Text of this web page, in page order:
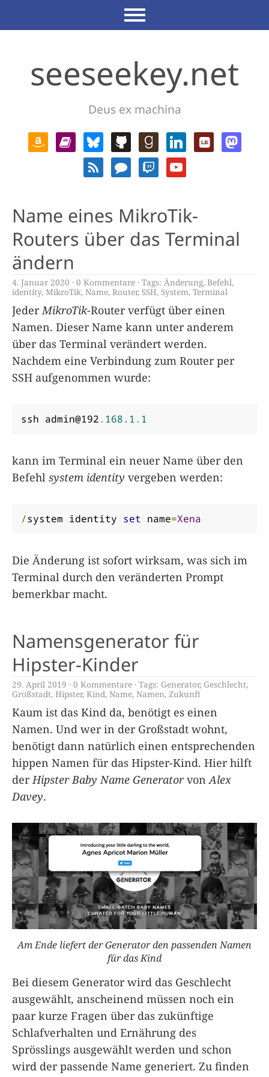
seeseekey.net
Deus ex machina
Name eines MikroTik-
Routers über das Terminal
ändern
4. Januar 2020 0 Kommentare Tags: Änderung, Befehl,
identity, MikroTik, Name, Router, SSH, System, Terminal
Jeder MikroTik-Router verfügt über einen
Namen. Dieser Name kann unter anderem
über das Terminal verändert werden.
Nachdem eine Verbindung zum Router per
SSH aufgenommen wurde:
ssh admin@192. 168.1. 1
kann im Terminal ein neuer Name über den
Befehl system identity vergeben werden:
/system identity set name=Xena
Die Änderung ist sofort wirksam, was sich im
Terminal durch den veränderten Prompt
bemerkbar macht.
Namensgenerator für
Hipster-Kinder
29. April 2019 0 Kommentare Tags: Generator, Geschlecht,
Großstadt, Hipster, Kind, Name, Namen, Zukunft
Kaum ist das Kind da, benötigt es einen
Namen. Und wer in der Großstadt wohnt,
benötigt dann natürlich einen entsprechenden
hippen Namen für das Hipster-Kind. Hier hilft
der Hipster Baby Name Generatorvon Alex
Davey.
Am Ende liefert der Generator den passenden Namen
für das Kind
Bei diesem Generator wird das Geschlecht
ausgewählt, anscheinend müssen noch ein
paar kurze Fragen über das zukünftige
Schlafverhalten und Ernährung des
Sprösslings ausgewählt werden und schon
wird der passende Name generiert. Zu finden